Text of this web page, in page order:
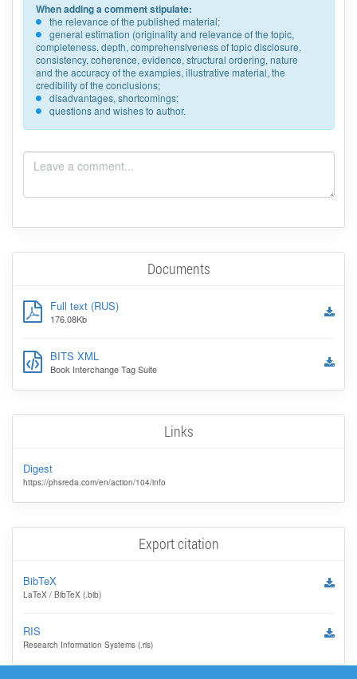
When adding a comment stipulate:
the relevance of the published material;
general estimation (originality and relevance of the topic,
completeness, depth, comprehensiveness of topic disclosure,
consistency, coherence, evidence, structural ordering, nature
and the accuracy of the examples, illustrative material, the
credibility of the conclusions;
disadvantages, shortcomings;
questions and wishes to author.
Documents
Full text (RUS)
176.08Kb
BITS XML
Book Interchange Tag Suite
Links
Digest
https://phsreda.com/en/action/104/info
Export citation
BibTeX
LaTeX / BibTeX (.bib)
RIS
Research Information Systems (.ris)